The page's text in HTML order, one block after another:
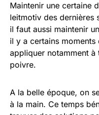
Maintenir une certaine
leitmotiv des dernières
il faut aussi maintenir
il y a certains
appliquer notamment
poivre.
A la belle époque, on
à la main. Ce temps